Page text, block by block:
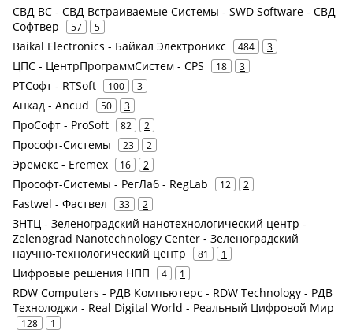
СВД ВС - СВД Встраиваемые Системы - SWD Software - СВД
Софтвер
57 5
Baikal Electronics - Байкал Электроникс 484 3
ЦПС - ЦентрПрограммСистем - CPS 18 3
РТСофт - RTSoft 100 3
Анкад - Ancud 50 3
ПроСофт - ProSoft 82 2
Прософт-Системы 23 2
Эремекс - Eremex 16 2
Прософт-Системы - РегЛаб - RegLab 12 2
Fastwel - Фаствел 33 2
ЗНТЦ - Зеленоградский нанотехнологический центр -
Zelenograd Nanotechnology Center - Зеленоградский
научно-технологический центр
81 1
Цифровые решения НПП 4 1
RDW Computers - РДВ Компьютерс - RDW Technology - РДВ
Технолоджи - Real Digital World - Реальный Цифровой Мир
128 1